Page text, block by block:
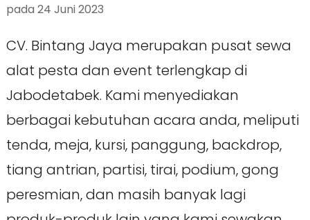
pada 24 Juni 2023
CV. Bintang Jaya merupakan pusat sewa
alat pesta dan event terlengkap di
Jabodetabek. Kami menyediakan
berbagai kebutuhan acara anda, meliputi
tenda, meja, kursi, panggung, backdrop,
tiang antrian, partisi, tirai, podium, gong
peresmian, dan masih banyak lagi